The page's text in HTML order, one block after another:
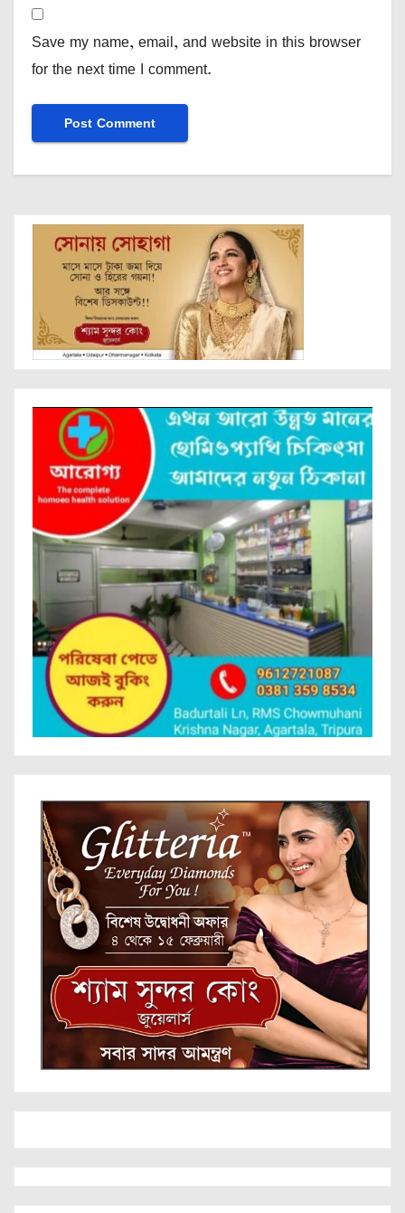
Save my name, email, and website in this browser
for the next time I comment.